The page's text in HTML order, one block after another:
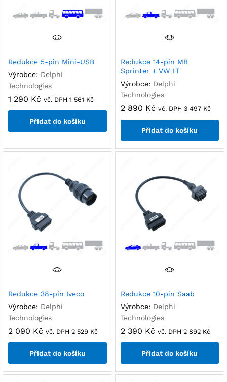
Redukce 5-pin Mini-USB
Výrobce: Delphi
Technologies
1 290 Kč vč. DPH 1 561 Kč
Přidat do košíku
Redukce 14-pin MB
Sprinter + VW LT
Výrobce: Delphi
Technologies
2 890 Kč vč. DPH 3 497 Kč
Přidat do košíku
Redukce 38-pin Iveco
Výrobce: Delphi
Technologies
2 090 Kč vč. DPH 2 529 Kč
Přidat do košíku
Redukce 10-pin Saab
Výrobce: Delphi
Technologies
2 390 Kč vč. DPH 2 892 Kč
Přidat do košíku